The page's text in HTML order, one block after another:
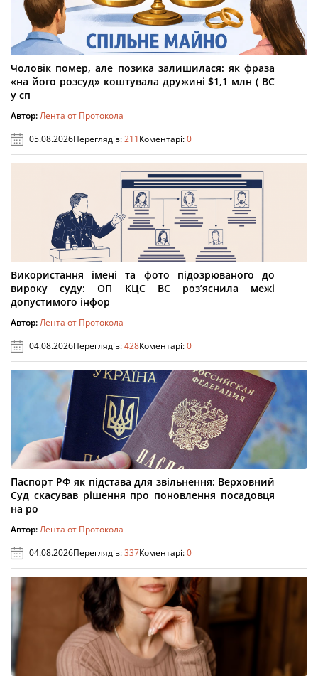
Чоловік помер, але позика залишилася: як фраза
«на його розсуд» коштувала дружині $1,1 млн ( ВС
у сп
Автор:Лента от Протокола
05.08.2026Переглядів:211Коментарі:0
Використання імені та фото підозрюваного до
вироку суду: ОП КЦС ВС роз’яснила межі
допустимого інфор
Автор:Лента от Протокола
04.08.2026Переглядів:428Коментарі:0
Паспорт РФ як підстава для звільнення: Верховний
Суд скасував рішення про поновлення посадовця
на ро
Автор:Лента от Протокола
04.08.2026Переглядів:337Коментарі:0